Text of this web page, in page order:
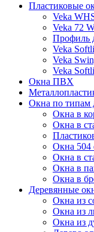
Пластиковые
Veka
Veka 72
Профиль
Veka
Veka
Veka
Окна ПВХ
Окна по типам
Окна в
Окна в
Окна 504
Окна в
Окна в
Окна в
Деревянные
Окна из
Окна из
Окна из